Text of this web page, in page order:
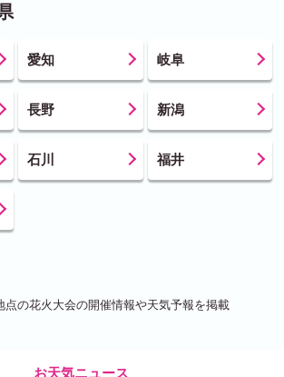
愛知 岐阜
長野 新潟
石川 福井
点の花火大会の開催情報や天気予報を掲載
お天気ニュース